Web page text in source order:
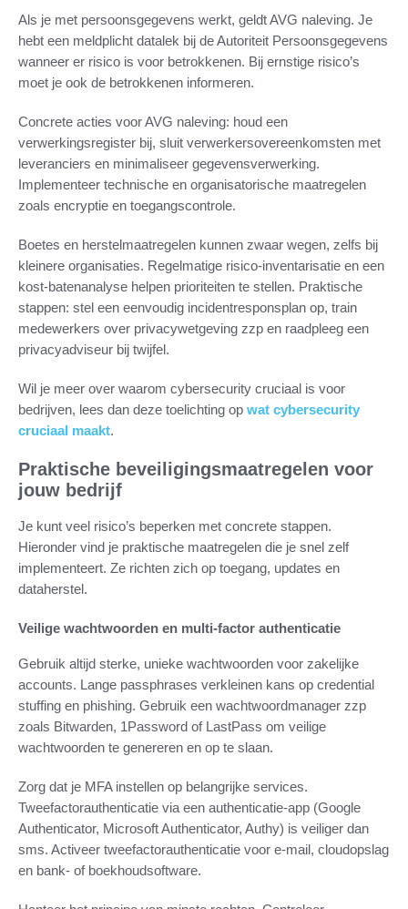
Als je met persoonsgegevens werkt, geldt AVG naleving. Je
hebt een meldplicht datalek bij de Autoriteit Persoonsgegevens
wanneer er risico is voor betrokkenen. Bij ernstige risico’s
moet je ook de betrokkenen informeren.
Concrete acties voor AVG naleving: houd een
verwerkingsregister bij, sluit verwerkersovereenkomsten met
leveranciers en minimaliseer gegevensverwerking.
Implementeer technische en organisatorische maatregelen
zoals encryptie en toegangscontrole.
Boetes en herstelmaatregelen kunnen zwaar wegen, zelfs bij
kleinere organisaties. Regelmatige risico-inventarisatie en een
kost-batenanalyse helpen prioriteiten te stellen. Praktische
stappen: stel een eenvoudig incidentresponsplan op, train
medewerkers over privacywetgeving zzp en raadpleeg een
privacyadviseur bij twijfel.
Wil je meer over waarom cybersecurity cruciaal is voor
bedrijven, lees dan deze toelichting op wat cybersecurity
cruciaal maakt.
Praktische beveiligingsmaatregelen voor
jouw bedrijf
Je kunt veel risico’s beperken met concrete stappen.
Hieronder vind je praktische maatregelen die je snel zelf
implementeert. Ze richten zich op toegang, updates en
dataherstel.
Veilige wachtwoorden en multi-factor authenticatie
Gebruik altijd sterke, unieke wachtwoorden voor zakelijke
accounts. Lange passphrases verkleinen kans op credential
stuffing en phishing. Gebruik een wachtwoordmanager zzp
zoals Bitwarden, 1Password of LastPass om veilige
wachtwoorden te genereren en op te slaan.
Zorg dat je MFA instellen op belangrijke services.
Tweefactorauthenticatie via een authenticatie-app (Google
Authenticator, Microsoft Authenticator, Authy) is veiliger dan
sms. Activeer tweefactorauthenticatie voor e-mail, cloudopslag
en bank- of boekhoudsoftware.